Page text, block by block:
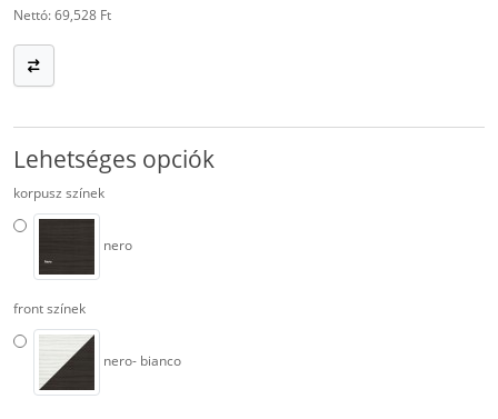
Nettó: 69,528 Ft
Lehetséges opciók
korpusz színek
nero
front színek
nero- bianco